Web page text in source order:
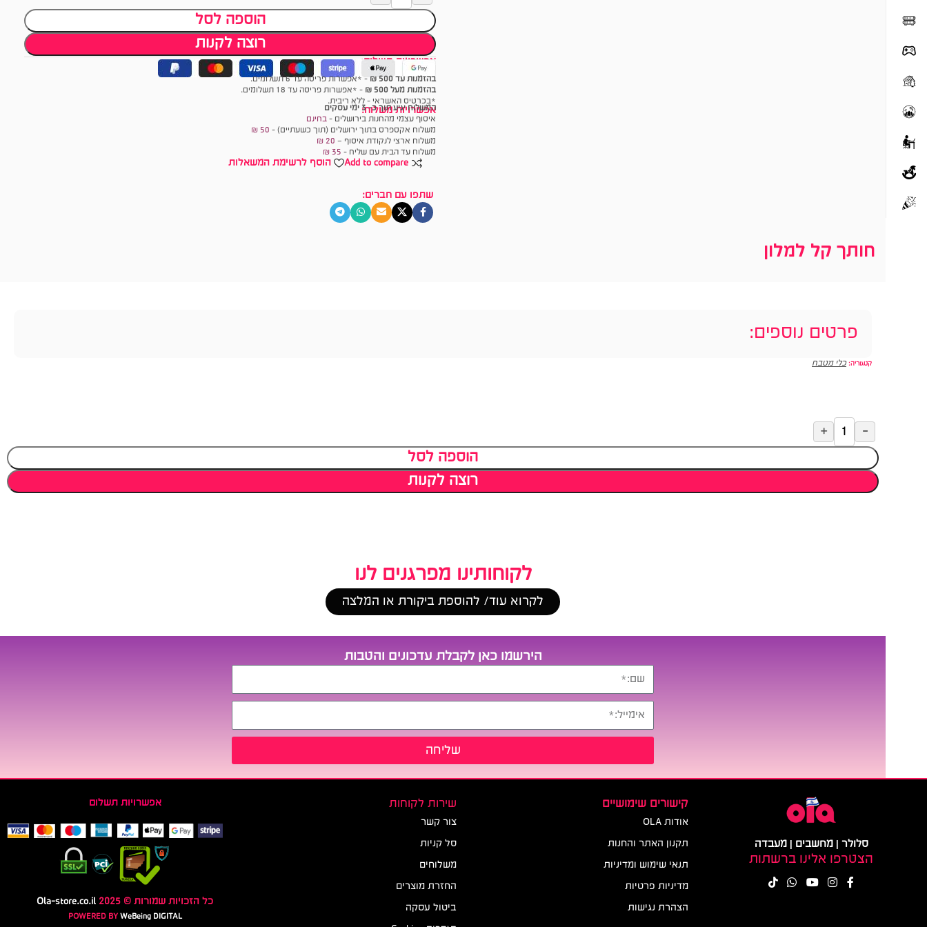
הוספה לסל
רוצה לקנות
אפשרויות תשלום:
בהזמנות עד 500 ₪
- *אפשרות פריסה עד 6 תשלומים.
בהזמנות מעל 500 ₪
- *אפשרות פריסה עד 18 תשלומים.
*בכרטיס האשראי - ללא ריבית.
אפשרויות משלוח:
המשלוח יגיע תוך כ- 3 ימי עסקים
איסוף עצמי מהחנות בירושלים - בחינם
משלוח אקספרס בתוך ירושלים (תוך כשעתיים) - 50 ₪
משלוח ארצי לנקודת איסוף – 20 ₪
משלוח עד הבית עם שליח - 35
₪
Add to compare הוסף לרשימת המשאלות
שתפו עם חברים:
חותך קל למלון
פרטים נוספים:
קטגוריה: כלי מטבח
הוספה לסל
רוצה לקנות
לקוחותינו מפרגנים לנו
לקרוא עוד/ להוספת ביקורת או המלצה
הירשמו כאן לקבלת עדכונים והטבות
שליחה
סלולר | מחשבים | מעבדה
הצטרפו אלינו ברשתות
קישורים שימושיים
אודות OLA
תקנון האתר והחנות
תנאי שימוש ומדיניות
מדיניות פרטיות
הצהרת נגישות
שירות לקוחות
צור קשר
סל קניות
משלוחים
החזרת מוצרים
ביטול עסקה
אפשרויות תשלום
כל הזכויות שמורות © 2025 Ola-store.co.il
POWERED BY WeBeing DIGITAL